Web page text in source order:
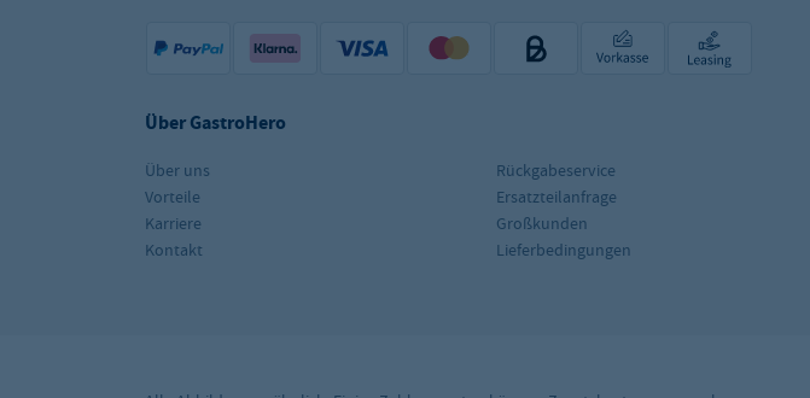
Über GastroHero
Über uns
Vorteile
Karriere
Kontakt
Rückgabeservice
Ersatzteilanfrage
Großkunden
Lieferbedingungen